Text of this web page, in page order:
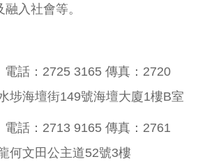
入社會等。
：2725 3165 傳真：2720
海壇街149號海壇大廈1樓B室
：2713 9165 傳真：2761
文田公主道52號3樓